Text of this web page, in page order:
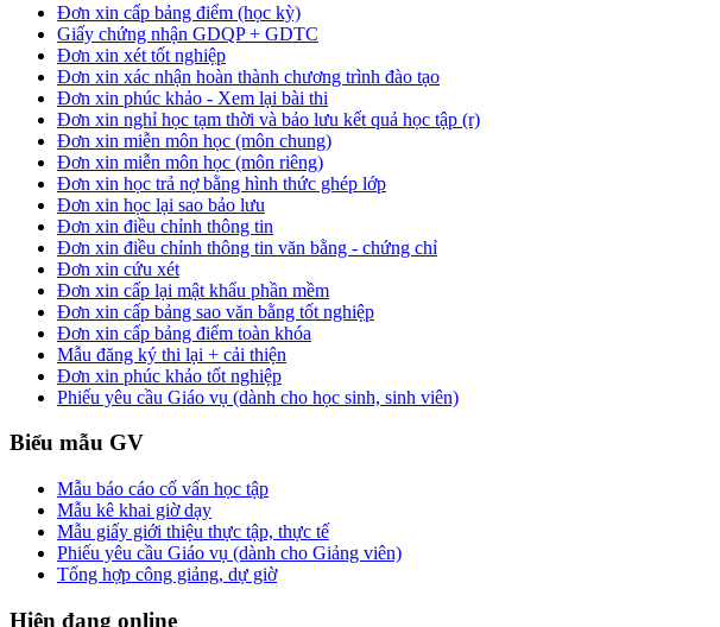
Đơn xin cấp bảng điểm (học kỳ)
Giấy chứng nhận GDQP + GDTC
Đơn xin xét tốt nghiệp
Đơn xin xác nhận hoàn thành chương trình đào tạo
Đơn xin phúc khảo - Xem lại bài thi
Đơn xin nghỉ học tạm thời và bảo lưu kết quả học tập (r)
Đơn xin miễn môn học (môn chung)
Đơn xin miễn môn học (môn riêng)
Đơn xin học trả nợ bằng hình thức ghép lớp
Đơn xin học lại sao bảo lưu
Đơn xin điều chỉnh thông tin
Đơn xin điều chỉnh thông tin văn bằng - chứng chỉ
Đơn xin cứu xét
Đơn xin cấp lại mật khẩu phần mềm
Đơn xin cấp bảng sao văn bằng tốt nghiệp
Đơn xin cấp bảng điểm toàn khóa
Mẫu đăng ký thi lại + cải thiện
Đơn xin phúc khảo tốt nghiệp
Phiếu yêu cầu Giáo vụ (dành cho học sinh, sinh viên)
Biểu mẫu GV
Mẫu báo cáo cố vấn học tập
Mẫu kê khai giờ dạy
Mẫu giấy giới thiệu thực tập, thực tế
Phiếu yêu cầu Giáo vụ (dành cho Giảng viên)
Tổng hợp công giảng, dự giờ
Hiện đang online